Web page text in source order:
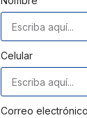
Celular
Correo electrónico